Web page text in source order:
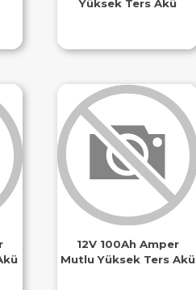
Yüksek Ters Akü
12V 100Ah Amper
Mutlu Yüksek Ters Akü